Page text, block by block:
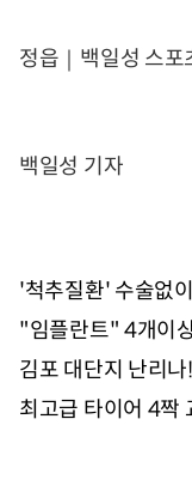
정읍｜백일성 스
백일성 기자